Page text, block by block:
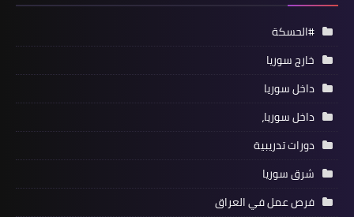
#الحسكة
خارج سوريا
داخل سوريا
داخل سوريا،
دورات تدريبية
شرق سوريا
فرص عمل في العراق